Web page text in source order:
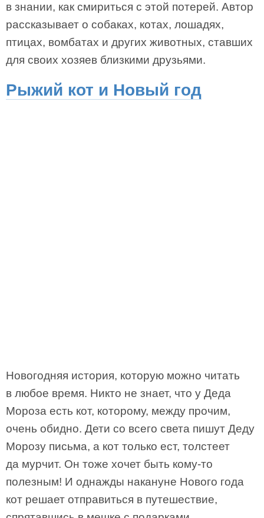
в знании, как смириться с этой потерей. Автор
рассказывает о собаках, котах, лошадях,
птицах, вомбатах и других животных, ставших
для своих хозяев близкими друзьями.
Рыжий кот и Новый год
Новогодняя история, которую можно читать
в любое время. Никто не знает, что у Деда
Мороза есть кот, которому, между прочим,
очень обидно. Дети со всего света пишут Деду
Морозу письма, а кот только ест, толстеет
да мурчит. Он тоже хочет быть кому-то
полезным! И однажды накануне Нового года
кот решает отправиться в путешествие,